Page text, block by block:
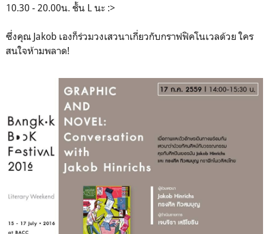
10.30 - 20.00น. ชั้น L นะ :>
ซึ่งคุณ Jakob เองก็ร่วมวงเสวนาเกี่ยวกับกราฟฟิคโนเวลด้วย ใคร
สนใจห้ามพลาด!